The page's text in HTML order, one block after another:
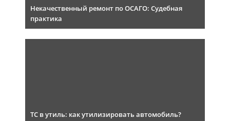
Некачественный ремонт по ОСАГО: Судебная
практика
ТС в утиль: как утилизировать автомобиль?